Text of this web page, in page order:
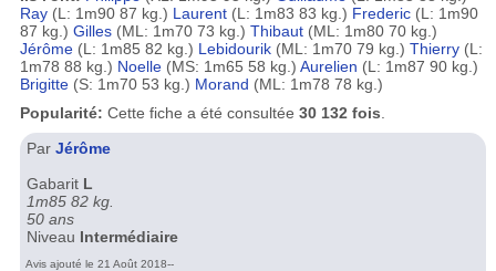
Ray(L: 1m90 87 kg.) Laurent(L: 1m83 83 kg.) Frederic(L: 1m90
87 kg.) Gilles(ML: 1m70 73 kg.) Thibaut(ML: 1m80 70 kg.)
Jérôme(L: 1m85 82 kg.) Lebidourik(ML: 1m70 79 kg.) Thierry(L:
1m78 88 kg.) Noelle(MS: 1m65 58 kg.) Aurelien (L: 1m87 90 kg.)
Brigitte(S: 1m70 53 kg.) Morand (ML: 1m78 78 kg.)
Popularité: Cette fiche a été consultée 30 132 fois
Par Jérôme
Gabarit L
1m85 82 kg.
50 ans
Niveau Intermédiaire
Avis ajouté le 21 Août 2018--